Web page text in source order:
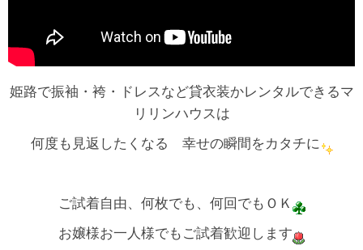
姫路で振袖・袴・ドレスなど貸衣装かレンタルできるマ
リリンハウスは
何度も見返したくなる 幸せの瞬間をカタチに
ご試着自由、何枚でも、何回でもＯＫ
お嬢様お一人様でもご試着歓迎します